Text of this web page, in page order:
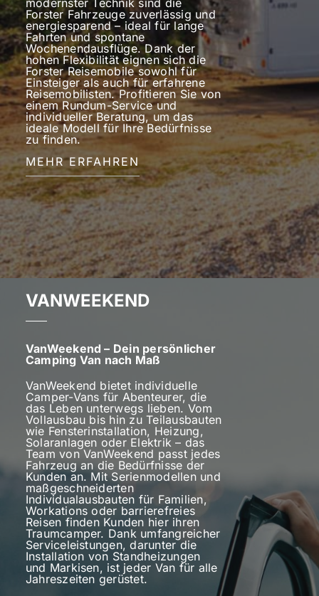
Forster Fahrzeuge zuverlässig und
energiesparend – ideal für lange
Fahrten und spontane
Wochenendausflüge. Dank der
hohen Flexibilität eignen sich die
Forster Reisemobile sowohl für
Einsteiger als auch für erfahrene
Reisemobilisten. Profitieren Sie von
einem Rundum-Service und
individueller Beratung, um das
ideale Modell für Ihre Bedürfnisse
zu finden.
MEHR ERFAHREN
VANWEEKEND
VanWeekend – Dein persönlicher
Camping Van nach Maß
VanWeekend bietet individuelle
Camper-Vans für Abenteurer, die
das Leben unterwegs lieben. Vom
Vollausbau bis hin zu Teilausbauten
wie Fensterinstallation, Heizung,
Solaranlagen oder Elektrik – das
Team von VanWeekend passt jedes
Fahrzeug an die Bedürfnisse der
Kunden an. Mit Serienmodellen und
maßgeschneiderten
Individualausbauten für Familien,
Workations oder barrierefreies
Reisen finden Kunden hier ihren
Traumcamper. Dank umfangreicher
Serviceleistungen, darunter die
Installation von Standheizungen
und Markisen, ist jeder Van für alle
Jahreszeiten gerüstet.